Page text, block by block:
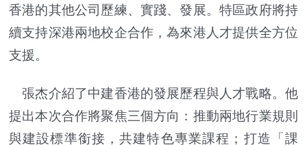
香港的其他公司歷練、實踐、發展。特區政府將持
續支持深港兩地校企合作，為來港人才提供全方位
支援。
張杰介紹了中建香港的發展歷程與人才戰略。他
提出本次合作將聚焦三個方向：推動兩地行業規則
與建設標準銜接，共建特色專業課程；打造「課